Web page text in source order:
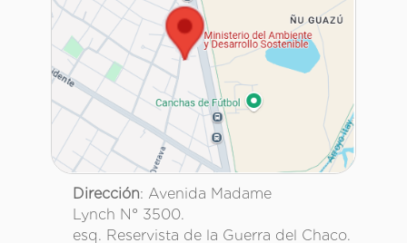
Dirección: Avenida Madame
Lynch N° 3500.
esq. Reservista de la Guerra del Chaco.